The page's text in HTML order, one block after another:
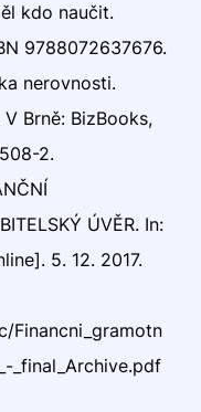
kdo naučit.
9788072637676.
nerovnosti.
V Brně: BizBooks,
2.
ÚVĚR. In:
5. 12. 2017.
Financni_gramotn
_final_Archive.pdf